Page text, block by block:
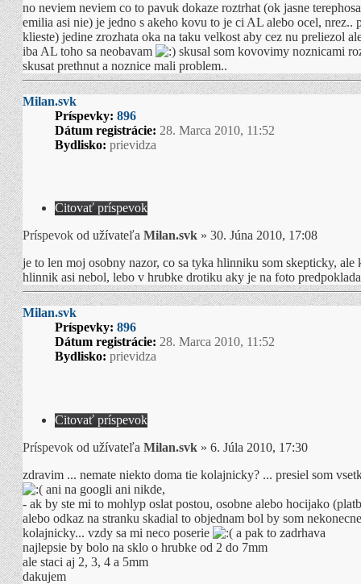
no neviem neviem co to pavuk dokaze roztrhat (ok jasne
emilia asi nie) je jedno s akeho kovu to je ci AL alebo ocel, nrez..
klieste) jedine zrozhata oka na taku velkost aby cez nu preliezol
iba AL toho sa neobavam
skusal som kovovimy noznicami
skusat prethnut a noznice mali problem..
Milan.svk
Príspevky: 896
Dátum registrácie: 28. Marca 2010, 11:52
Bydlisko: prievidza
Citovať príspevok
Príspevok od užívateľa Milan.svk » 30. Júna 2010, 17:08
je to len moj osobny nazor, co sa tyka hlinniku som skepticky,
hlinnik asi nebol, lebo v hrubke drotiku aky je na foto
Milan.svk
Príspevky: 896
Dátum registrácie: 28. Marca 2010, 11:52
Bydlisko: prievidza
Citovať príspevok
Príspevok od užívateľa Milan.svk » 6. Júla 2010, 17:30
zdravim ... nemate niekto doma tie kolajnicky? ... presiel som
ani na googli ani nikde,
- ak by ste mi to mohlyp oslat postou, osobne alebo hocijako
alebo odkaz na stranku skadial to objednam bol by som
kolajnicky... vzdy sa mi neco poserie
a pak to zadrhava
najlepsie by bolo na sklo o hrubke od 2 do 7mm
ale staci aj 2, 3, 4 a 5mm
dakujem